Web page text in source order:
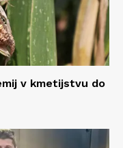
v kmetijstvu do